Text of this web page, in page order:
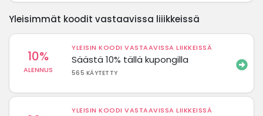
Yleisimmät koodit vastaavissa liiikkeissä
10%
ALENNUS
YLEISIN KOODI VASTAAVISSA LIIKKEISSÄ
Säästä 10% tällä kupongilla
565 KÄYTETTY
YLEISIN KOODI VASTAAVISSA LIIKKEISSÄ